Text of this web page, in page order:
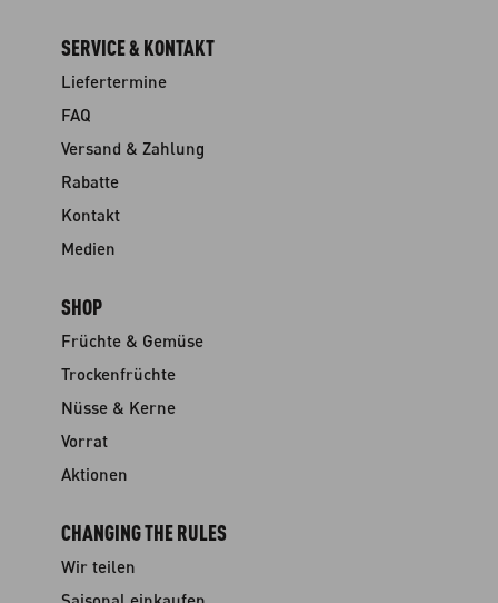
SERVICE & KONTAKT
Liefertermine
FAQ
Versand & Zahlung
Rabatte
Kontakt
Medien
SHOP
Früchte & Gemüse
Trockenfrüchte
Nüsse & Kerne
Vorrat
Aktionen
CHANGING THE RULES
Wir teilen